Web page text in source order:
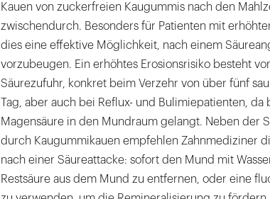
Kauen von zuckerfreien Kaugummis nach den
zwischendurch. Besonders für Patienten mit
dies eine effektive Möglichkeit, nach einem
vorzubeugen. Ein erhöhtes Erosionsrisiko besteht
Säurezufuhr, konkret beim Verzehr von über fünf
Tag, aber auch bei Reflux- und Bulimiepatienten, da
Magensäure in den Mundraum gelangt. Neben der
durch Kaugummikauen empfehlen Zahnmediziner
nach einer Säureattacke: sofort den Mund mit
Restsäure aus dem Mund zu entfernen, oder eine